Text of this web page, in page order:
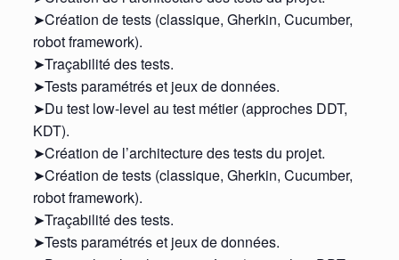
➤Création de tests (classique, Gherkin, Cucumber,
robot framework).
➤Traçabilité des tests.
➤Tests paramétrés et jeux de données.
➤Du test low-level au test métier (approches DDT,
KDT).
➤Création de l’architecture des tests du projet.
➤Création de tests (classique, Gherkin, Cucumber,
robot framework).
➤Traçabilité des tests.
➤Tests paramétrés et jeux de données.